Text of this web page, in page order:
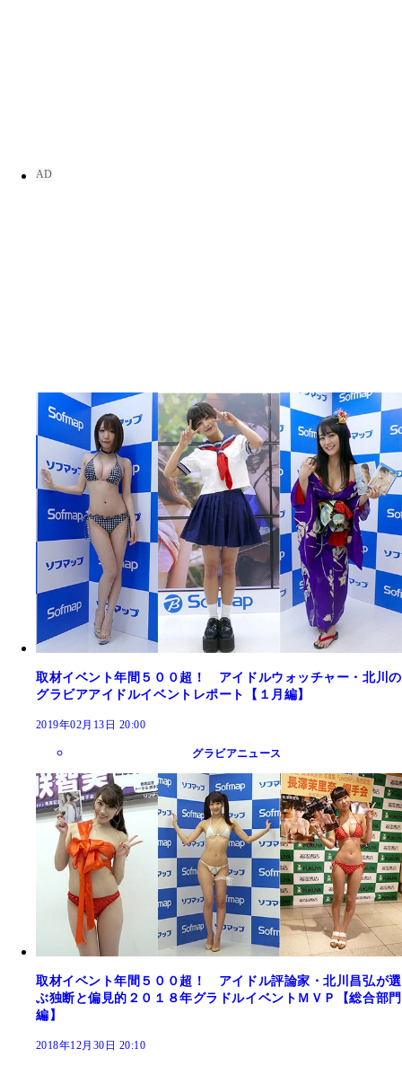
取材イベント年間５００超！ アイドルウォッチャー・北川の
グラビアアイドルイベントレポート【１月編】
2019年02月13日 20:00
グラビアニュース
取材イベント年間５００超！ アイドル評論家・北川昌弘が選
ぶ独断と偏見的２０１８年グラドルイベントＭＶＰ【総合部門
編】
2018年12月30日 20:10